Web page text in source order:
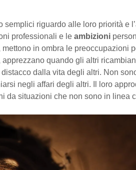
semplici riguardo alle loro priorità e
professionali e le ambizioni
in ombra le preoccupazioni
quando gli altri
dalla vita degli altri. Non
negli affari degli altri. Il loro
da situazioni che non sono in linea